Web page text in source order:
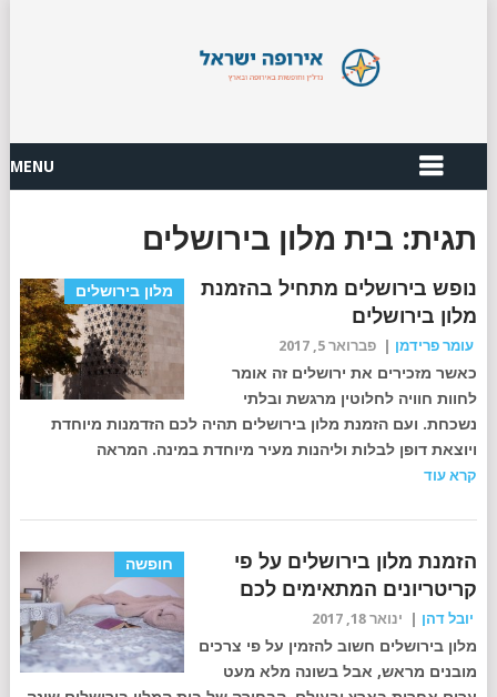
MENU
תגית: בית מלון בירושלים
מלון בירושלים
נופש בירושלים מתחיל בהזמנת
מלון בירושלים
עומר פרידמן פברואר 5, 2017
כאשר מזכירים את ירושלים זה אומר
לחוות חוויה לחלוטין מרגשת ובלתי
נשכחת. ועם הזמנת מלון בירושלים תהיה לכם הזדמנות מיוחדת
ויוצאת דופן לבלות וליהנות מעיר מיוחדת במינה. המראה
קרא עוד
חופשה
הזמנת מלון בירושלים על פי
קריטריונים המתאימים לכם
יובל דהן ינואר 18, 2017
מלון בירושלים חשוב להזמין על פי צרכים
מובנים מראש, אבל בשונה מלא מעט